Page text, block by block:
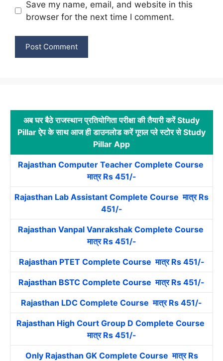
Save my name, email, and website in this
browser for the next time I comment.
अब घर बैठे राजस्थान प्रतियोगिता परीक्षा की तैयारी करें Study
Pillar ऐप के साथ आज ही डाउनलोड करें गूगल प्ले स्टोर से Study
Pillar App
Rajasthan Computer Teacher Complete Course
मात्र Rs 451/-
Rajasthan Lab Assistant Complete Course मात्र Rs
451/-
Rajasthan Vanpal Vanrakshak Complete Course
मात्र Rs 451/-
Rajasthan PTET Complete Course मात्र Rs 451/-
Rajasthan BSTC Complete Course मात्र Rs 451/-
Rajasthan LDC Complete Course मात्र Rs 451/-
Rajasthan High Court Group D Complete Course
मात्र Rs 451/-
Only Rajasthan GK Complete Course मात्र Rs